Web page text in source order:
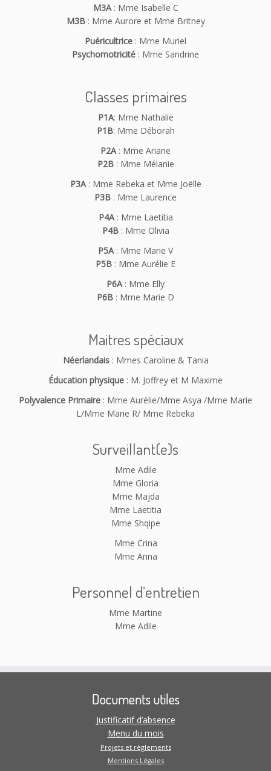
M3A : Mme Isabelle C
M3B: Mme Aurore et Mme Britney
Puéricultrice : Mme Muriel
Psychomotricité : Mme Sandrine
Classes primaires
P1A: Mme Nathalie
P1B: Mme Déborah
P2A: Mme Ariane
P2B: Mme Mélanie
P3A: Mme Rebeka et Mme Joëlle
P3B : Mme Laurence
P4A: Mme Laetitia
P4B: Mme Olivia
P5A: Mme Marie V
P5B : Mme Aurélie E
P6A: Mme Elly
P6B : Mme Marie D
Maitres spéciaux
Néerlandais: Mmes Caroline & Tania
Éducation physique : M. Joffrey et M Maxime
Polyvalence Primaire : Mme Aurélie/Mme Asya /Mme Marie
L/Mme Marie R/ Mme Rebeka
Surveillant(e)s
Mme Adile
Mme Gloria
Mme Majda
Mme Laetitia
Mme Shqipe
Mme Crina
Mme Anna
Personnel d’entretien
Mme Martine
Mme Adile
Documents utiles
Justificatif d’absence
Menu du mois
Projets et règlements
Mentions Légales